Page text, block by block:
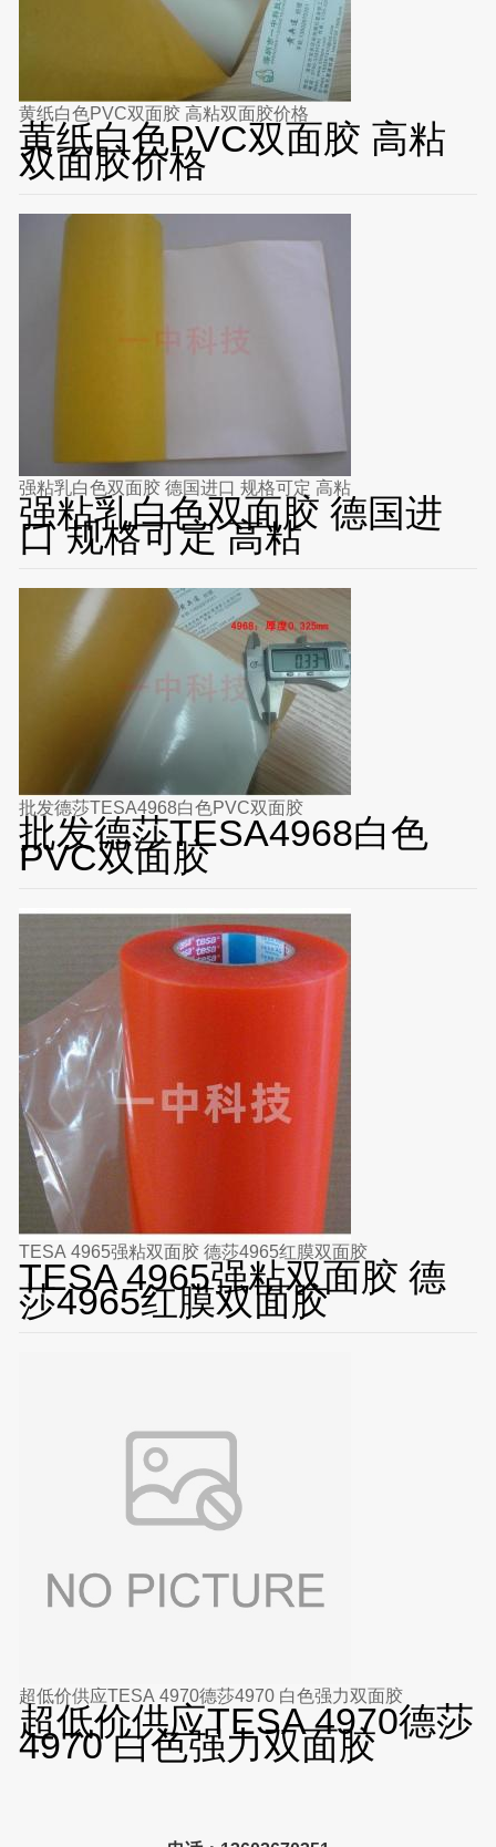
黄纸白色PVC双面胶 高粘双面胶价格
黄纸白色PVC双面胶 高粘
双面胶价格
强粘乳白色双面胶 德国进口 规格可定 高粘
强粘乳白色双面胶 德国进
口 规格可定 高粘
批发德莎TESA4968白色PVC双面胶
批发德莎TESA4968白色
PVC双面胶
TESA 4965强粘双面胶 德莎4965红膜双面胶
TESA 4965强粘双面胶 德
莎4965红膜双面胶
超低价供应TESA 4970德莎4970 白色强力双面胶
超低价供应TESA 4970德莎
4970 白色强力双面胶